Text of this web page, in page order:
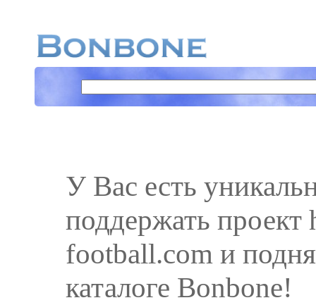
У Вас есть
поддержать
football.com и
каталоге Bonbone!